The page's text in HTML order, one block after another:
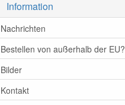
Information
Nachrichten
Bestellen von außerhalb der EU?
Bilder
Kontakt